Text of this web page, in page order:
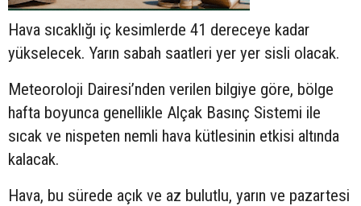
Hava sıcaklığı iç kesimlerde 41 dereceye kadar
yükselecek. Yarın sabah saatleri yer yer sisli olacak.
Meteoroloji Dairesi’nden verilen bilgiye göre, bölge
hafta boyunca genellikle Alçak Basınç Sistemi ile
sıcak ve nispeten nemli hava kütlesinin etkisi altında
kalacak.
Hava, bu sürede açık ve az bulutlu, yarın ve pazartesi